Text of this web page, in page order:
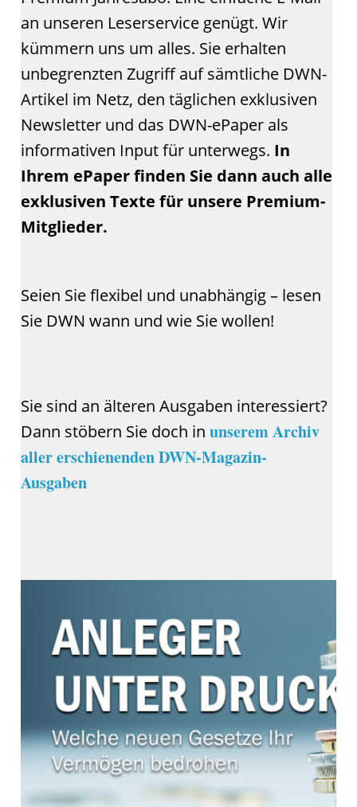
an unseren Leserservice genügt. Wir
kümmern uns um alles. Sie erhalten
unbegrenzten Zugriff auf sämtliche DWN-
Artikel im Netz, den täglichen exklusiven
Newsletter und das DWN-ePaper als
informativen Input für unterwegs. In
Ihrem ePaper finden Sie dann auch alle
exklusiven Texte für unsere Premium-
Mitglieder.
Seien Sie flexibel und unabhängig – lesen
Sie DWN wann und wie Sie wollen!
Sie sind an älteren Ausgaben interessiert?
Dann stöbern Sie doch in unserem Archiv
aller erschienenden DWN-Magazin-
Ausgaben